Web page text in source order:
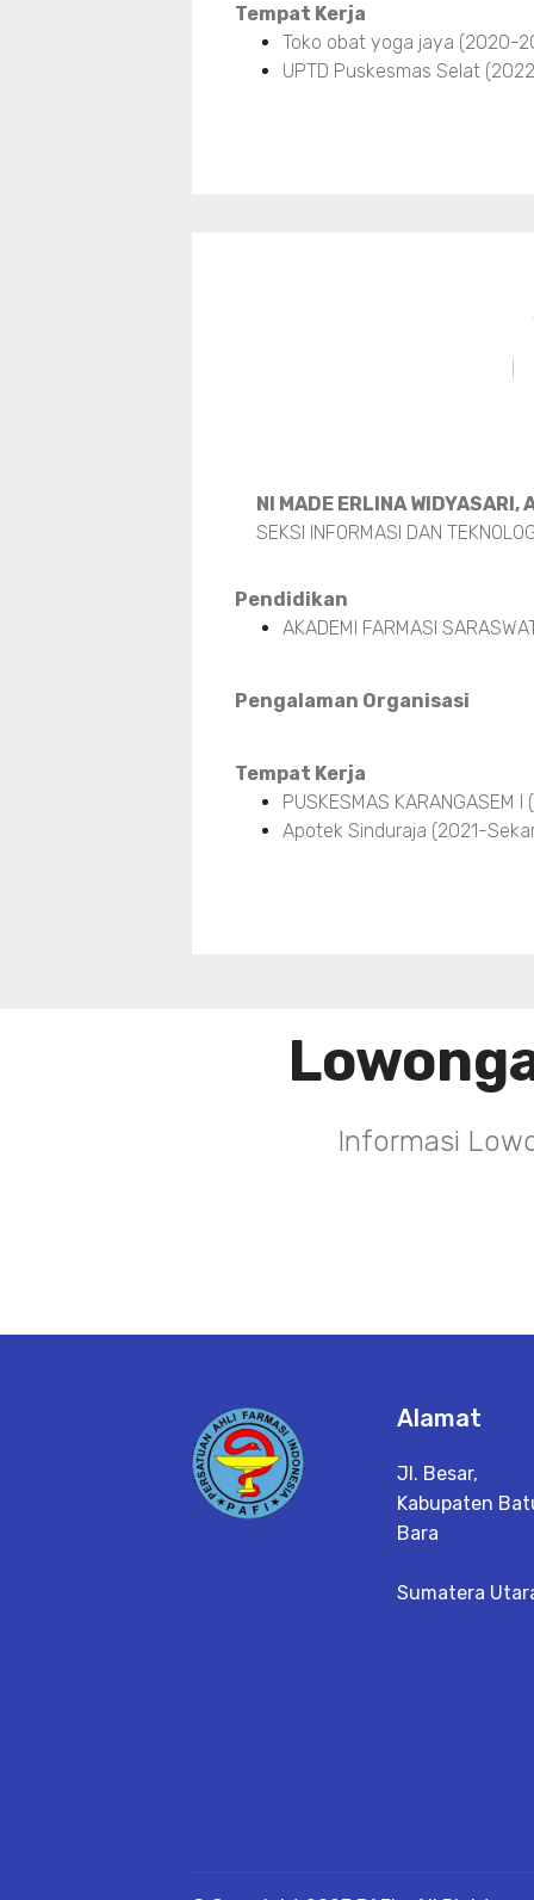
Tempat Kerja
Toko obat yoga jaya (2020-
UPTD Puskesmas Selat
NI MADE ERLINA
SEKSI INFORMASI DAN
Pendidikan
AKADEMI FARMASI
Pengalaman Organisasi
Tempat Kerja
PUSKESMAS KARANGASEM
Apotek Sinduraja (2021-
Informasi
Alamat
Jl. Besar,
Kabupaten
Bara
Sumatera